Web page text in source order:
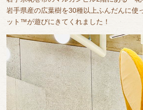
岩手県産の広葉樹を30種以上ふんだんに使
ット™が遊びにきてくれました！